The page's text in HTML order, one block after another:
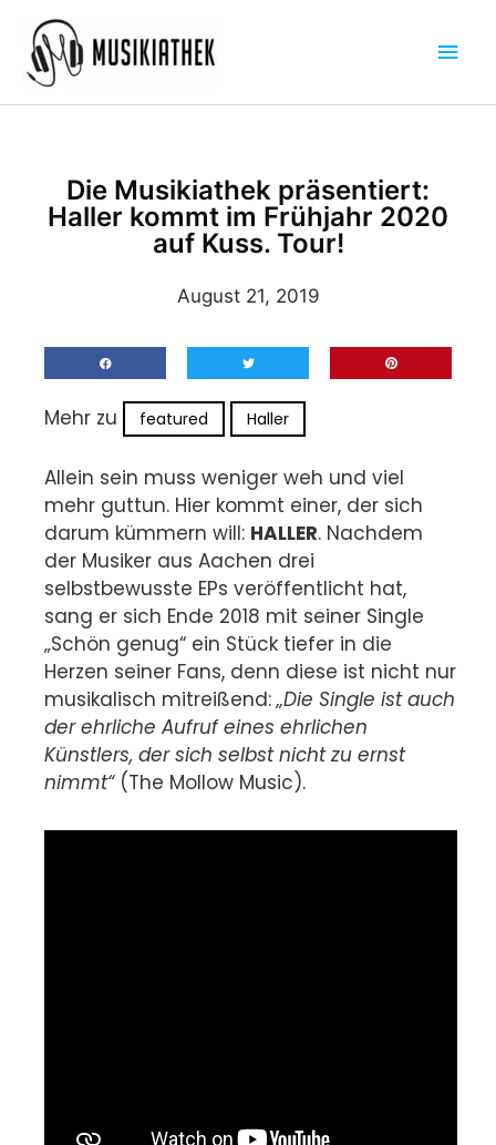
Inhalt
springen
Die Musikiathek präsentiert:
Haller kommt im Frühjahr 2020
auf Kuss. Tour!
August 21, 2019
Mehr zu featured Haller
Allein sein muss weniger weh und viel
mehr guttun. Hier kommt einer, der sich
darum kümmern will: HALLER. Nachdem
der Musiker aus Aachen drei
selbstbewusste EPs veröffentlicht hat,
sang er sich Ende 2018 mit seiner Single
„Schön genug“ ein Stück tiefer in die
Herzen seiner Fans, denn diese ist nicht nur
musikalisch mitreißend:„Die Single ist auch
der ehrliche Aufruf eines ehrlichen
Künstlers, der sich selbst nicht zu ernst
nimmt“(The MoIlow Music).